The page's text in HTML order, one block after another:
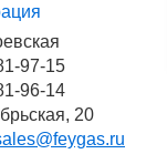
97-15
96-14
20